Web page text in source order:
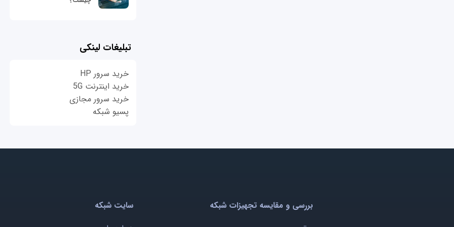
تبلیغات لینکی
خرید سرور HP
خرید اینترنت 5G
خرید سرور مجازی
پسیو شبکه
بررسی و مقایسه تجهیزات شبکه
سایت شبکه